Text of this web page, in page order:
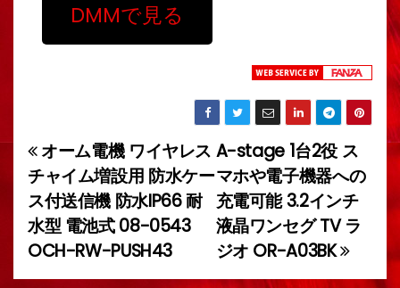
DMMで見る
投
稿
ナ
ビ
A-stage 1台2役 ス
マホや電子機器への
充電可能 3.2インチ
液晶ワンセグ TV ラ
ジオ OR-A03BK
オーム電機 ワイヤレス
チャイム増設用 防水ケー
ス付送信機 防水IP66 耐
水型 電池式 08-0543
OCH-RW-PUSH43